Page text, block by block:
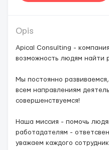
Opis
Apical Consulting -
возможность людям найти
Мы постоянно
всем направлениям
совершенствуемся!
Наша миссия - помочь
работадателям -
уважаем каждого